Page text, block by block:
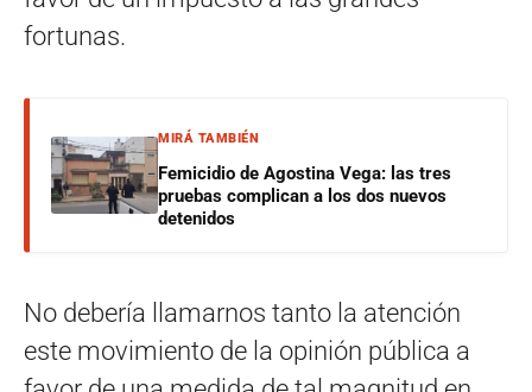
fortunas.
MIRÁ TAMBIÉN
Femicidio de Agostina Vega: las tres
pruebas complican a los dos nuevos
detenidos
No debería llamarnos tanto la atención
este movimiento de la opinión pública a